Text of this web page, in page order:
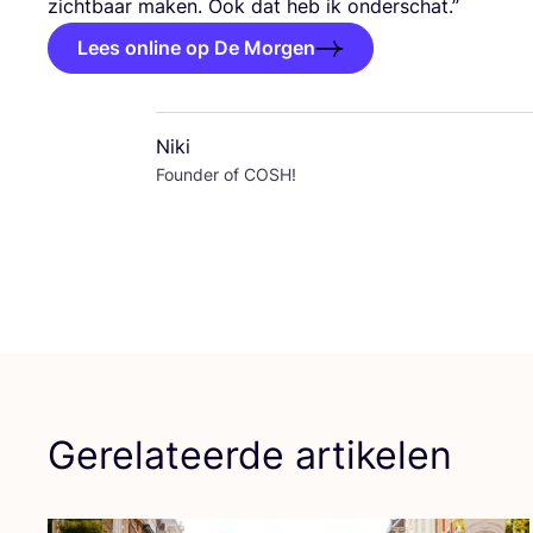
zicht­baar maken. Ook dat heb ik onderschat.”
Lees online op De Morgen
Niki
Founder of COSH!
Gerelateerde artikelen